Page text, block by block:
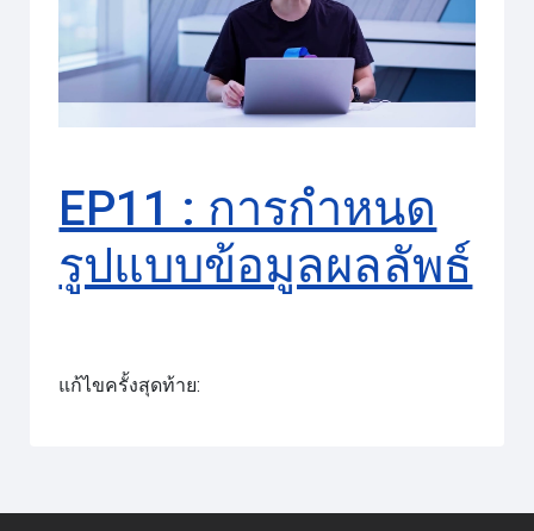
วิดีโอ
EP11 : การกำหนด
รูปแบบข้อมูลผลลัพธ์
แก้ไขครั้งสุดท้าย: